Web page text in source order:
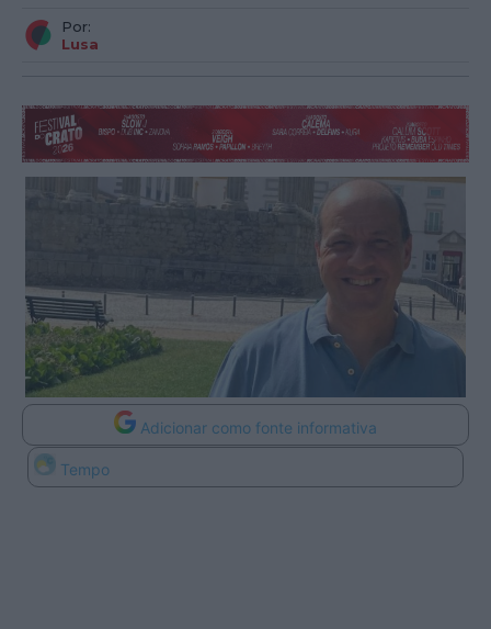
Por:
Lusa
Adicionar como fonte informativa
Tempo